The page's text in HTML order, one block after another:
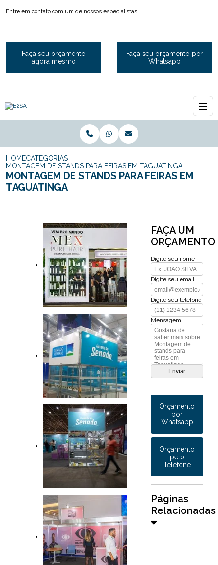
Entre em contato com um de nossos especialistas!
Faça seu orçamento
agora mesmo
Faça seu orçamento por
Whatsapp
HOMECATEGORIAS
MONTAGEM DE STANDS PARA FEIRAS EM TAGUATINGA
MONTAGEM DE STANDS PARA FEIRAS EM
TAGUATINGA
FAÇA UM
ORÇAMENTO
Digite seu nome
Digite seu email
Digite seu telefone
Mensagem
Orçamento
por
Whatsapp
Orçamento
pelo
Telefone
Páginas
Relacionadas